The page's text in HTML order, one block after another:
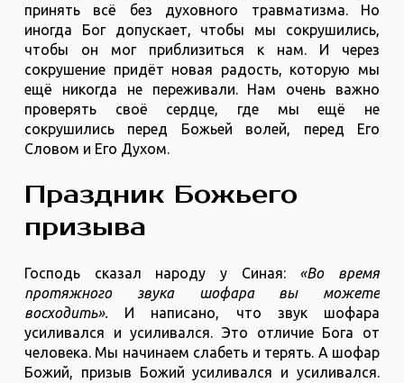
принять всё без духовного травматизма. Но
иногда Бог допускает, чтобы мы сокрушились,
чтобы он мог приблизиться к нам. И через
сокрушение придёт новая радость, которую мы
ещё никогда не переживали. Нам очень важно
проверять своё сердце, где мы ещё не
сокрушились перед Божьей волей, перед Его
Словом и Его Духом.
Праздник Божьего
призыва
Господь сказал народу у Синая: «Во время
протяжного звука шофара вы можете
восходить».И написано, что звук шофара
усиливался и усиливался. Это отличие Бога от
человека. Мы начинаем слабеть и терять. А шофар
Божий, призыв Божий усиливался и усиливался.